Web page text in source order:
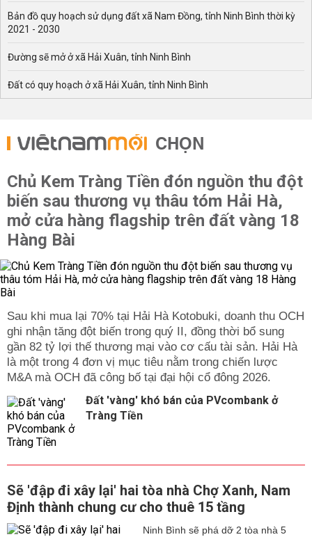
Bản đồ quy hoạch sử dụng đất xã Nam Đồng, tỉnh Ninh Bình thời kỳ
2021 - 2030
Đường sẽ mở ở xã Hải Xuân, tỉnh Ninh Bình
Đất có quy hoạch ở xã Hải Xuân, tỉnh Ninh Bình
CHỌN
Chủ Kem Tràng Tiền đón nguồn thu đột
biến sau thương vụ thâu tóm Hải Hà,
mở cửa hàng flagship trên đất vàng 18
Hàng Bài
Sau khi mua lại 70% tại Hải Hà Kotobuki, doanh thu OCH
ghi nhận tăng đột biến trong quý II, đồng thời bổ sung
gần 82 tỷ lợi thế thương mại vào cơ cấu tài sản. Hải Hà
là một trong 4 đơn vị mục tiêu nằm trong chiến lược
M&A mà OCH đã công bố tại đại hội cổ đông 2026.
Đất 'vàng' khó bán của PVcombank ở
Tràng Tiền
Sẽ 'đập đi xây lại' hai tòa nhà Chợ Xanh, Nam
Định thành chung cư cho thuê 15 tầng
Ninh Bình sẽ phá dỡ 2 tòa nhà 5